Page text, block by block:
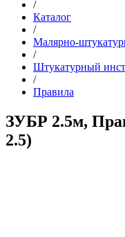
/
Каталог
/
Малярно-
/
Штукатурный
/
Правила
ЗУБР 2.5м,
2.5)